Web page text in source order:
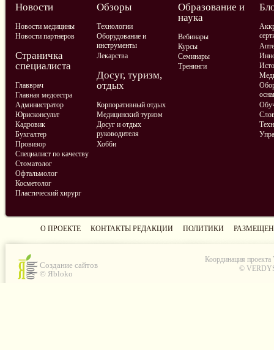
Новости
Новости медицины
Новости партнеров
Обзоры
Технологии
Оборудование и
инструменты
Лекарства
Образование и
наука
Вебинары
Курсы
Семинары
Тренинги
Страничка
специалиста
Главврач
Главная медсестра
Администратор
Юрисконсульт
Кадровик
Бухгалтер
Провизор
Специалист по качеству
Стоматолог
Офтальмолог
Косметолог
Пластический хирург
Досуг, туризм,
отдых
Корпоративный отдых
Медицинский туризм
Досуг и отдых
руководителя
Хобби
О ПРОЕКТЕ КОНТАКТЫ РЕДАКЦИИ ПОЛИТИКИ
Создание сайтов
© Яbloko
Координация проекта
©